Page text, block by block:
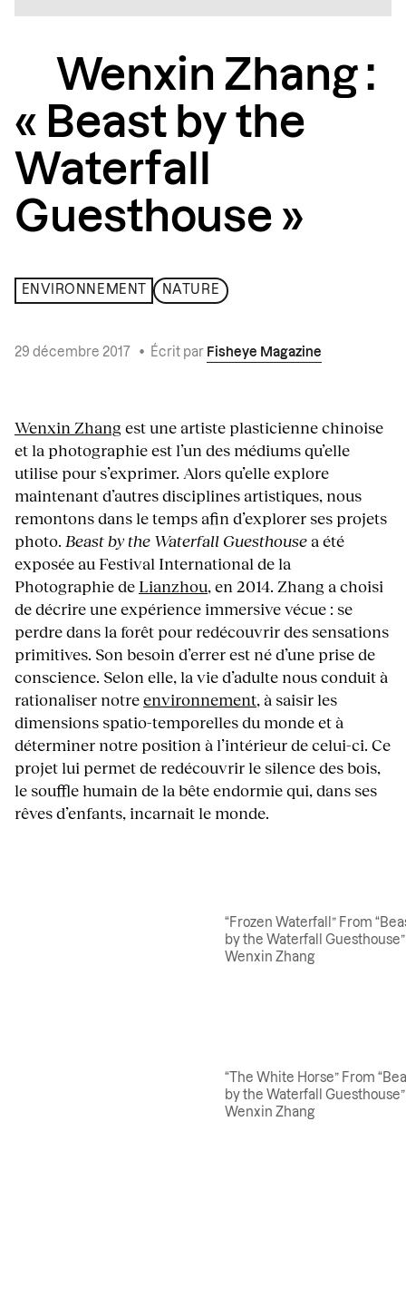
Wenxin Zhang :
« Beast by the
Waterfall
Guesthouse »
ENVIRONNEMENT NATURE
29 décembre 2017 • Écrit par Fisheye Magazine
Wenxin Zhang est une artiste plasticienne chinoise
et la photographie est l’un des médiums qu’elle
utilise pour s’exprimer. Alors qu’elle explore
maintenant d’autres disciplines artistiques, nous
remontons dans le temps afin d’explorer ses projets
photo. Beast by the Waterfall Guesthouse a été
exposée au Festival International de la
Photographie de Lianzhou, en 2014. Zhang a choisi
de décrire une expérience immersive vécue : se
perdre dans la forêt pour redécouvrir des sensations
primitives. Son besoin d’errer est né d’une prise de
conscience. Selon elle, la vie d’adulte nous conduit à
rationaliser notreenvironnement, à saisir les
dimensions spatio-temporelles du monde et à
déterminer notre position à l’intérieur de celui-ci. Ce
projet lui permet de redécouvrir le silence des bois,
le souffle humain de la bête endormie qui, dans ses
rêves d’enfants, incarnait le monde.
“Frozen Waterfall” From
by the Waterfall
Wenxin Zhang
“The White Horse” From
by the Waterfall
Wenxin Zhang